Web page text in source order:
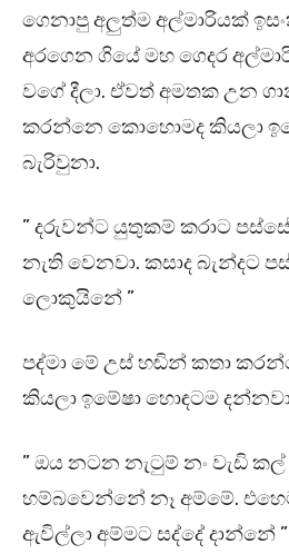
ගෙනාපු අලුත්ම අල්මාරියක්
අරගෙන ගියේ මහ ගෙදර
වගේ දීලා. ඒවත් අමතක උන
කරන්නෙ කොහොමද කියලා
බැරිවුනා.
” දරුවන්ට යුතුකම් කරාට
නැති වෙනවා. කසාද බැන්දට
ලොකුයිනේ ”
පද්මා මේ උස් හඬින් කතා
කියලා ඉමේෂා හොඳටම
” ඔය නටන නැටුම් නං වැඩි
හම්බවෙන්නේ නෑ අම්මේ.
ඇවිල්ලා අම්මට සද්දේ දාන්නේ ”